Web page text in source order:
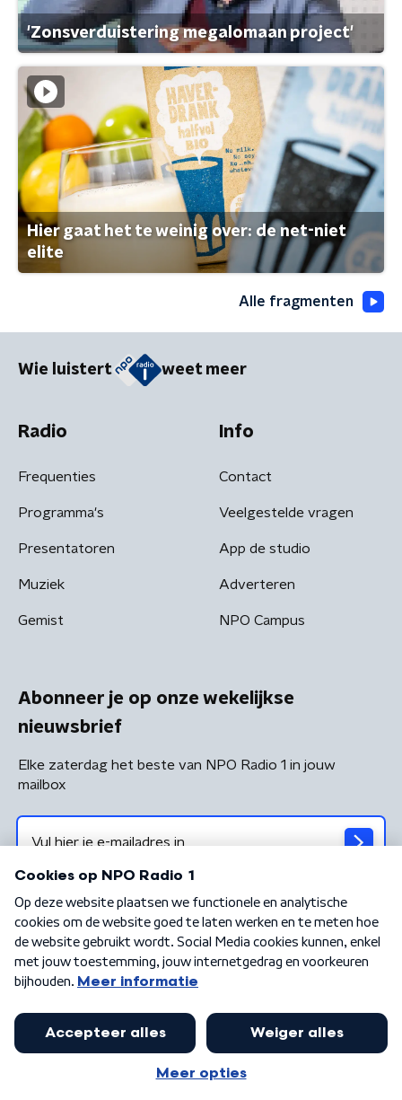
'Zonsverduistering megalomaan project'
Hier gaat het te weinig over: de net-niet
elite
Alle fragmenten
Wie luistert weet meer
Radio
Frequenties
Programma's
Presentatoren
Muziek
Gemist
Info
Contact
Veelgestelde vragen
App de studio
Adverteren
NPO Campus
Abonneer je op onze wekelijkse
nieuwsbrief
Elke zaterdag het beste van NPO Radio 1 in jouw
mailbox
Algemene voorwaarden Privacybeleid